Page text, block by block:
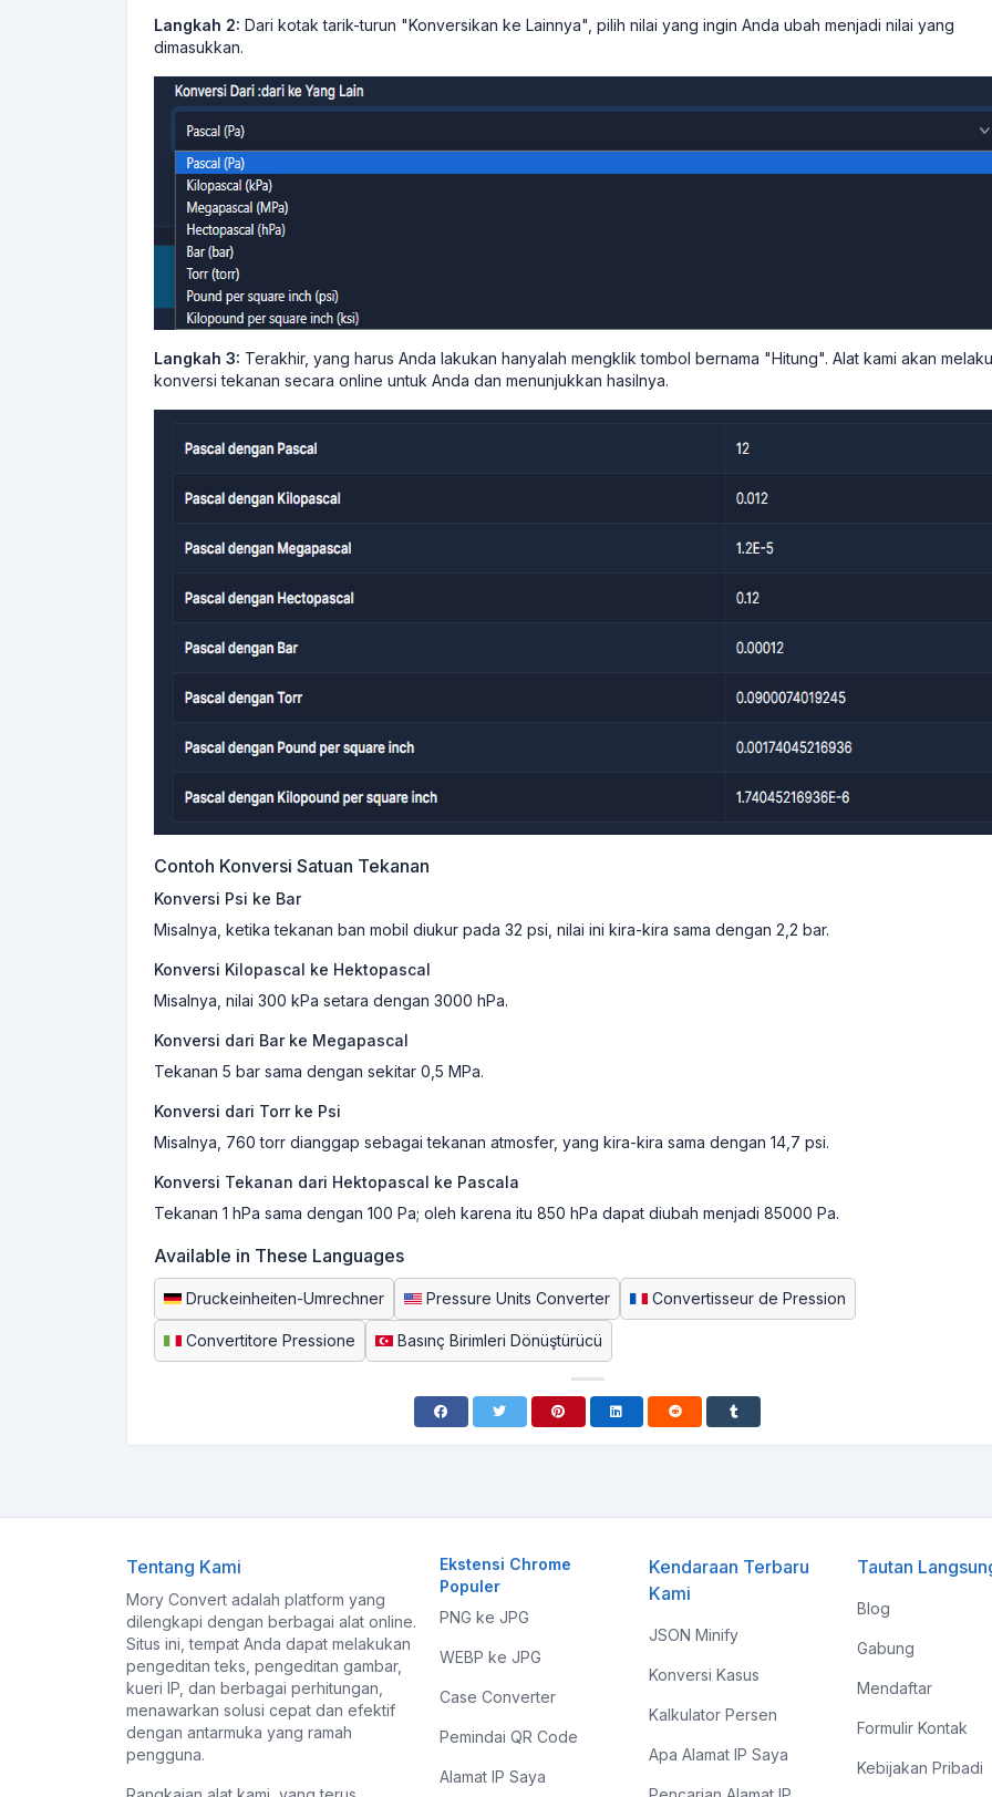
Langkah 2: Dari kotak tarik-turun "Konversikan ke Lainnya", pilih nilai yang ingin Anda ubah menjadi nilai yang
dimasukkan.
Langkah 3: Terakhir, yang harus Anda lakukan hanyalah mengklik tombol bernama "Hitung". Alat kami akan
konversi tekanan secara online untuk Anda dan menunjukkan hasilnya.
Contoh Konversi Satuan Tekanan
Konversi Psi ke Bar
Misalnya, ketika tekanan ban mobil diukur pada 32 psi, nilai ini kira-kira sama dengan 2,2 bar.
Konversi Kilopascal ke Hektopascal
Misalnya, nilai 300 kPa setara dengan 3000 hPa.
Konversi dari Bar ke Megapascal
Tekanan 5 bar sama dengan sekitar 0,5 MPa.
Konversi dari Torr ke Psi
Misalnya, 760 torr dianggap sebagai tekanan atmosfer, yang kira-kira sama dengan 14,7 psi.
Konversi Tekanan dari Hektopascal ke Pascala
Tekanan 1 hPa sama dengan 100 Pa; oleh karena itu 850 hPa dapat diubah menjadi 85000 Pa.
Available in These Languages
Druckeinheiten-Umrechner Pressure Units Converter Convertisseur de Pression
Convertitore Pressione Basınç Birimleri Dönüştürücü
Tentang Kami
Mory Convert adalah platform yang
dilengkapi dengan berbagai alat online.
Situs ini, tempat Anda dapat melakukan
pengeditan teks, pengeditan gambar,
kueri IP, dan berbagai perhitungan,
menawarkan solusi cepat dan efektif
dengan antarmuka yang ramah
pengguna.
Ekstensi Chrome
Populer
PNG ke JPG
WEBP ke JPG
Case Converter
Pemindai QR Code
Alamat IP Saya
Kendaraan Terbaru
Kami
JSON Minify
Konversi Kasus
Kalkulator Persen
Apa Alamat IP Saya
Tautan
Blog
Gabung
Mendaftar
Formulir Kontak
Kebijakan Pribadi